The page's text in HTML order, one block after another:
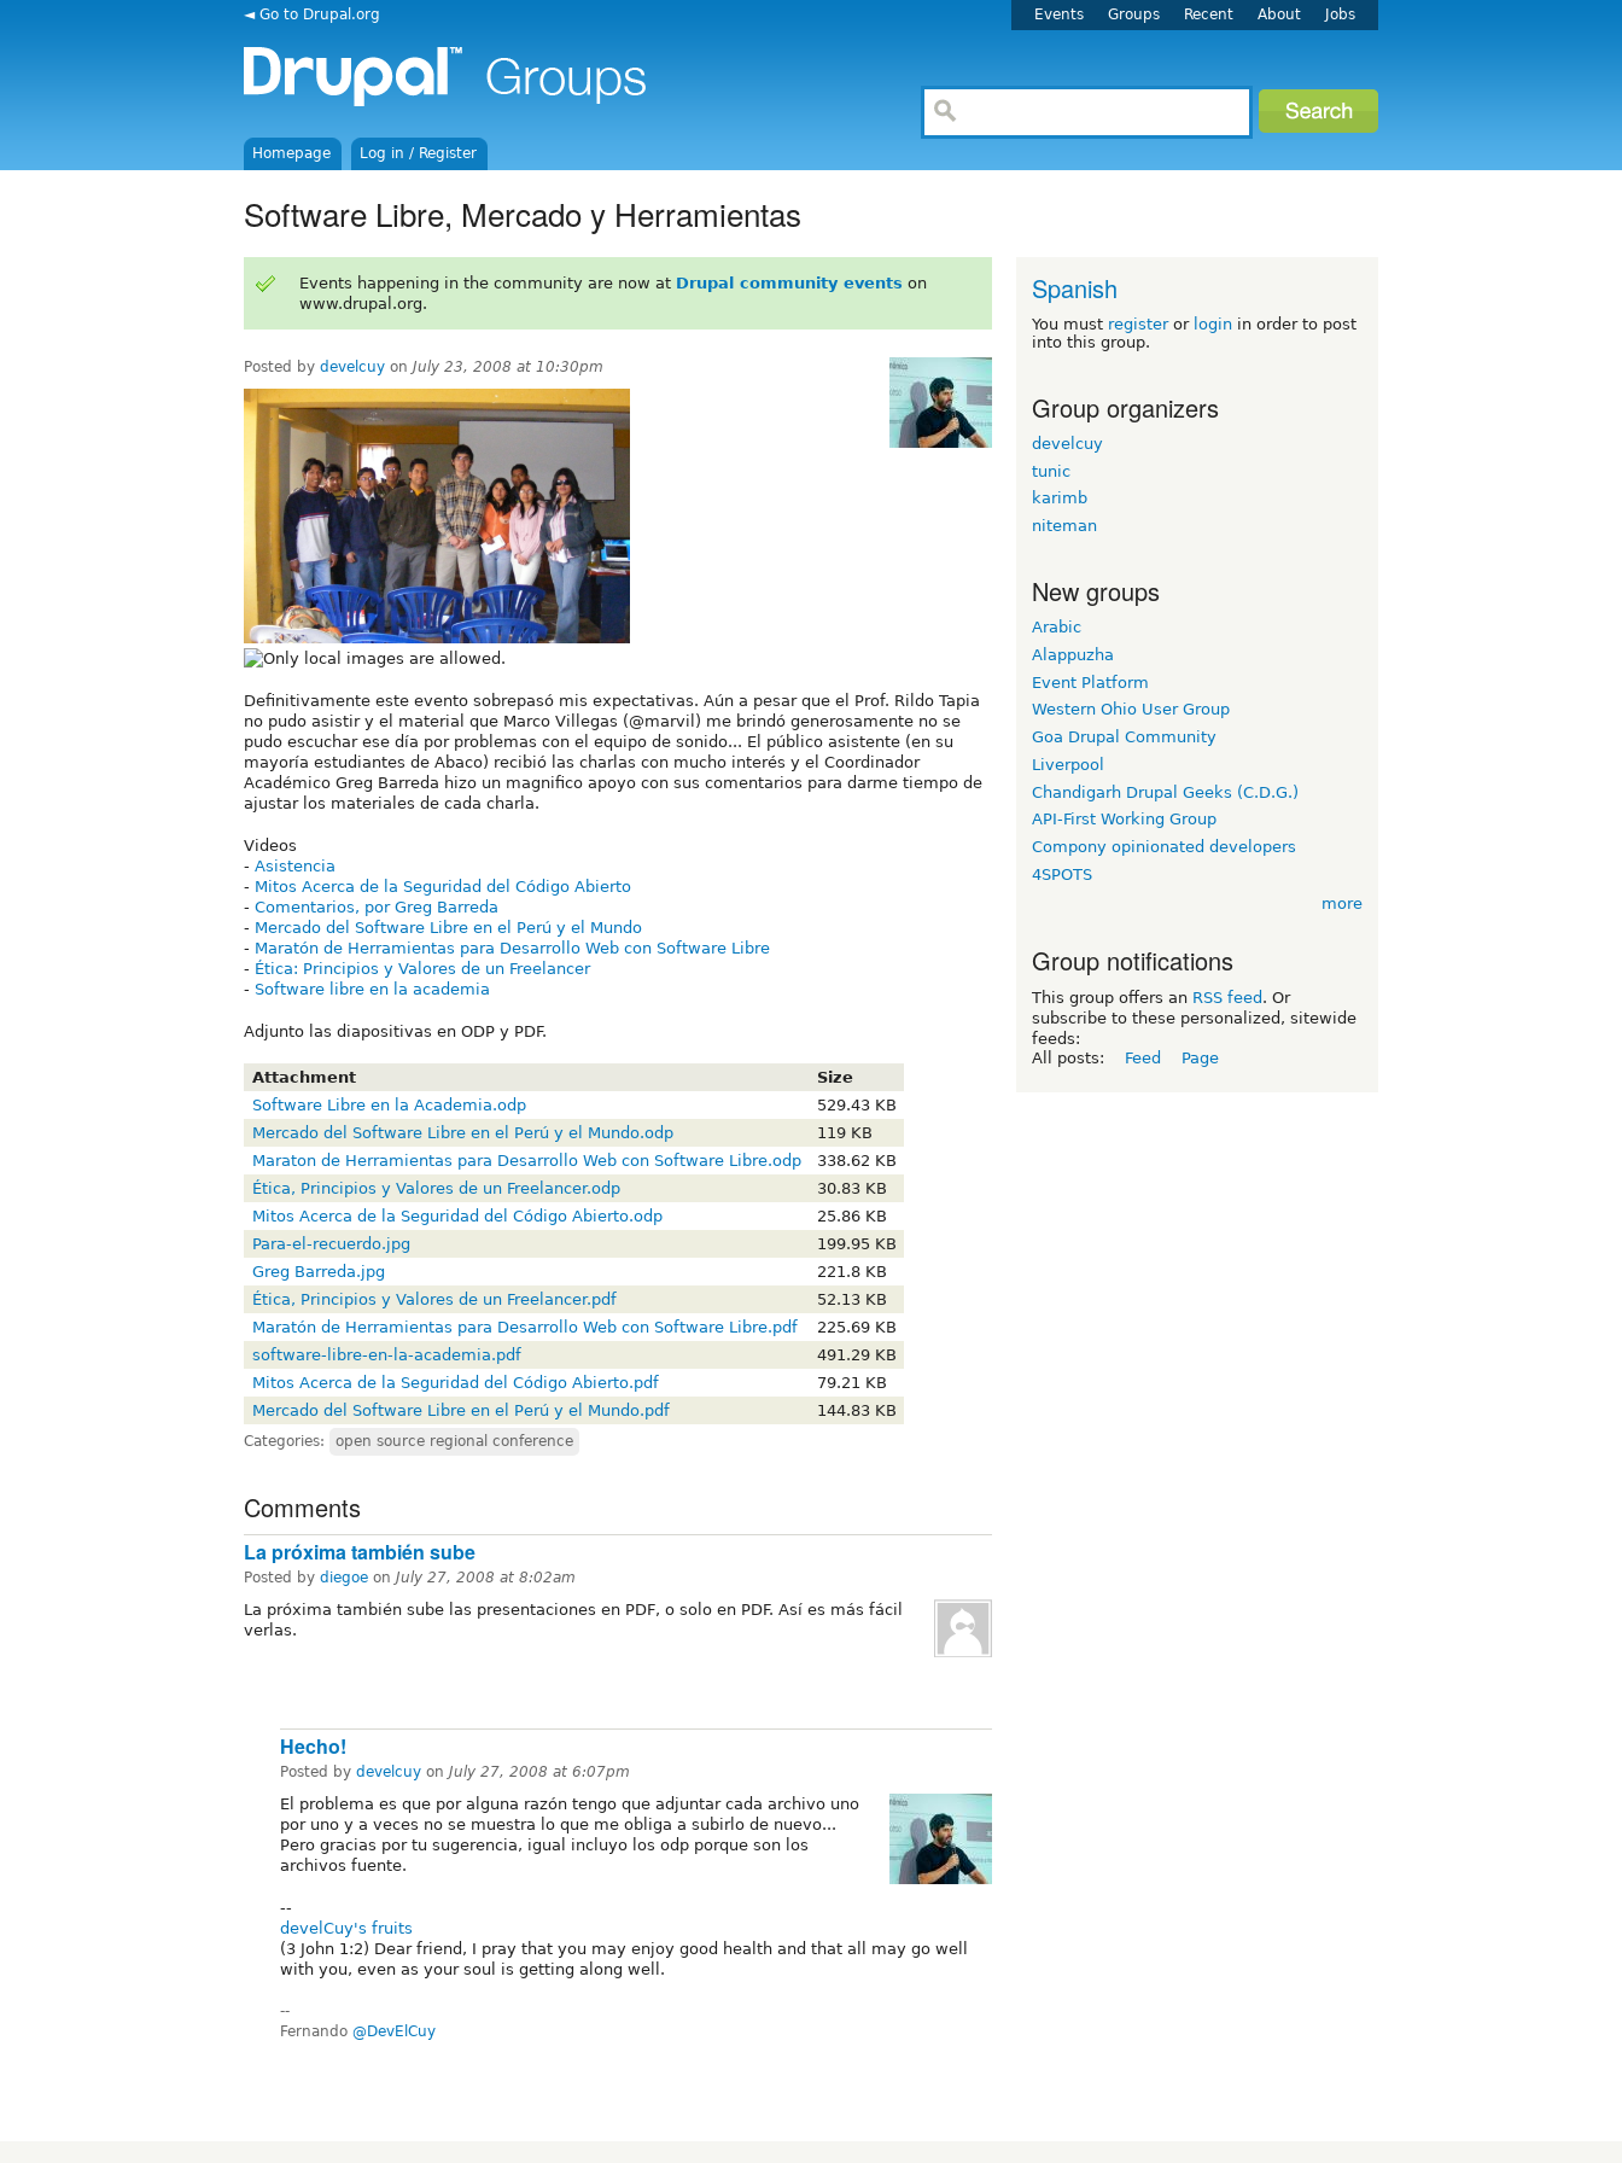
◄ Go to Drupal.org Events Groups Recent About Jobs
Homepage Log in / Register
Software Libre, Mercado y Herramientas
Events happening in the community are now at Drupal community events on
www.drupal.org.
Posted by develcuy on July 23, 2008 at 10:30pm
Definitivamente este evento sobrepasó mis expectativas. Aún a pesar que el Prof. Rildo Tapia
no pudo asistir y el material que Marco Villegas (@marvil) me brindó generosamente no se
pudo escuchar ese día por problemas con el equipo de sonido... El público asistente (en su
mayoría estudiantes de Abaco) recibió las charlas con mucho interés y el Coordinador
Académico Greg Barreda hizo un magnifico apoyo con sus comentarios para darme tiempo de
ajustar los materiales de cada charla.
Videos
- Asistencia
- Mitos Acerca de la Seguridad del Código Abierto
- Comentarios, por Greg Barreda
- Mercado del Software Libre en el Perú y el Mundo
- Maratón de Herramientas para Desarrollo Web con Software Libre
- Ética: Principios y Valores de un Freelancer
- Software libre en la academia
Adjunto las diapositivas en ODP y PDF.
Attachment
Size
Software Libre en la Academia.odp
529.43 KB
Mercado del Software Libre en el Perú y el Mundo.odp
119 KB
Maraton de Herramientas para Desarrollo Web con Software Libre.odp
338.62 KB
Ética, Principios y Valores de un Freelancer.odp
30.83 KB
Mitos Acerca de la Seguridad del Código Abierto.odp
25.86 KB
Para-el-recuerdo.jpg
199.95 KB
Greg Barreda.jpg
221.8 KB
Ética, Principios y Valores de un Freelancer.pdf
52.13 KB
Maratón de Herramientas para Desarrollo Web con Software Libre.pdf
225.69 KB
software-libre-en-la-academia.pdf
491.29 KB
Mitos Acerca de la Seguridad del Código Abierto.pdf
79.21 KB
Mercado del Software Libre en el Perú y el Mundo.pdf
144.83 KB
Categories: open source regional conference
Comments
La próxima también sube
Posted by diegoe on July 27, 2008 at 8:02am
La próxima también sube las presentaciones en PDF, o solo en PDF. Así es más fácil
verlas.
Hecho!
Posted by develcuy on July 27, 2008 at 6:07pm
El problema es que por alguna razón tengo que adjuntar cada archivo uno
por uno y a veces no se muestra lo que me obliga a subirlo de nuevo...
Pero gracias por tu sugerencia, igual incluyo los odp porque son los
archivos fuente.
--
develCuy's fruits
(3 John 1:2) Dear friend, I pray that you may enjoy good health and that all may go well
with you, even as your soul is getting along well.
--
Fernando @DevElCuy
Spanish
You must registeror login in order to post
into this group.
Group organizers
develcuy
tunic
karimb
niteman
New groups
Arabic
Alappuzha
Event Platform
Western Ohio User Group
Goa Drupal Community
Liverpool
Chandigarh Drupal Geeks (C.D.G.)
API-First Working Group
Compony opinionated developers
4SPOTS
more
Group notifications
This group offers an RSS feed . Or
subscribe to these personalized, sitewide
feeds:
All posts:
Feed Page